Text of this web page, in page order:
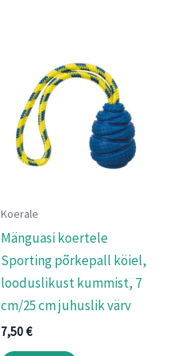
Koerale
Mänguasi koertele
Sporting põrkepall köiel,
looduslikust kummist, 7
cm/25 cm juhuslik värv
7,50€